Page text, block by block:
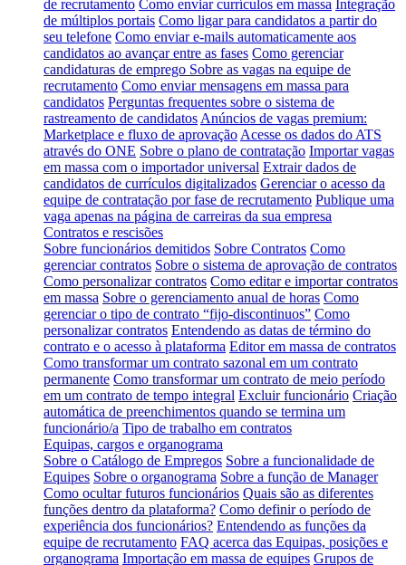
de recrutamento Como enviar currículos em massa Integração
de múltiplos portais Como ligar para candidatos a partir do
seu telefone Como enviar e-mails automaticamente aos
candidatos ao avançar entre as fases Como gerenciar
candidaturas de emprego Sobre as vagas na equipe de
recrutamento Como enviar mensagens em massa para
candidatos Perguntas frequentes sobre o sistema de
rastreamento de candidatos Anúncios de vagas premium:
Marketplace e fluxo de aprovação Acesse os dados do ATS
através do ONE Sobre o plano de contratação Importar vagas
em massa com o importador universal Extrair dados de
candidatos de currículos digitalizados Gerenciar o acesso da
equipe de contratação por fase de recrutamento Publique uma
vaga apenas na página de carreiras da sua empresa
Contratos e rescisões
Sobre funcionários demitidos Sobre Contratos Como
gerenciar contratos Sobre o sistema de aprovação de contratos
Como personalizar contratos Como editar e importar contratos
em massa Sobre o gerenciamento anual de horas Como
gerenciar o tipo de contrato “fijo-discontinuos” Como
personalizar contratos Entendendo as datas de término do
contrato e o acesso à plataforma Editor em massa de contratos
Como transformar um contrato sazonal em um contrato
permanente Como transformar um contrato de meio período
em um contrato de tempo integral Excluir funcionário Criação
automática de preenchimentos quando se termina um
funcionário/a Tipo de trabalho em contratos
Equipas, cargos e organograma
Sobre o Catálogo de Empregos Sobre a funcionalidade de
Equipes Sobre o organograma Sobre a função de Manager
Como ocultar futuros funcionários Quais são as diferentes
funções dentro da plataforma? Como definir o período de
experiência dos funcionários? Entendendo as funções da
equipe de recrutamento FAQ acerca das Equipas, posições e
organograma Importação em massa de equipes Grupos de